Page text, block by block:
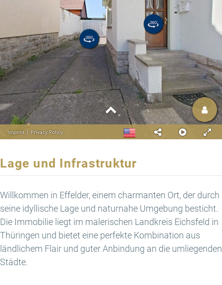
Lage und Infrastruktur
Willkommen in Effelder, einem charmanten Ort, der durch
seine idyllische Lage und naturnahe Umgebung besticht.
Die Immobilie liegt im malerischen Landkreis Eichsfeld in
Thüringen und bietet eine perfekte Kombination aus
ländlichem Flair und guter Anbindung an die umliegenden
Städte.